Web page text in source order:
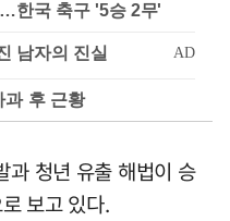
한국 축구 '5승 2무'
과 후 근황
과 청년 유출 해법이 승
보고 있다.